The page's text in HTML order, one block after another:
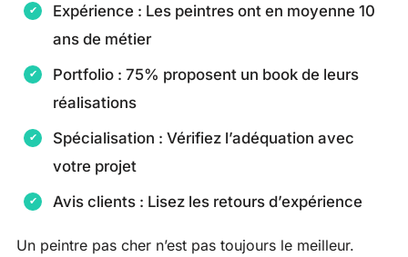
Expérience : Les peintres ont en moyenne 10
ans de métier
Portfolio : 75% proposent un book de leurs
réalisations
Spécialisation : Vérifiez l’adéquation avec
votre projet
Avis clients : Lisez les retours d’expérience
Un peintre pas cher n’est pas toujours le meilleur.